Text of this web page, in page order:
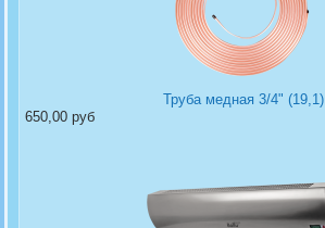
Труба медная 3/4" (19,1)
650,00 руб